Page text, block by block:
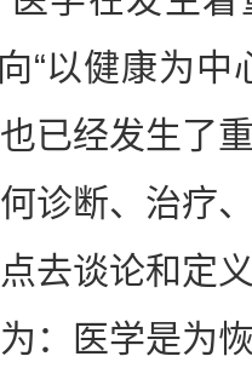
“以健康为
已经发生了
诊断、治疗
去谈论和定
：医学是为